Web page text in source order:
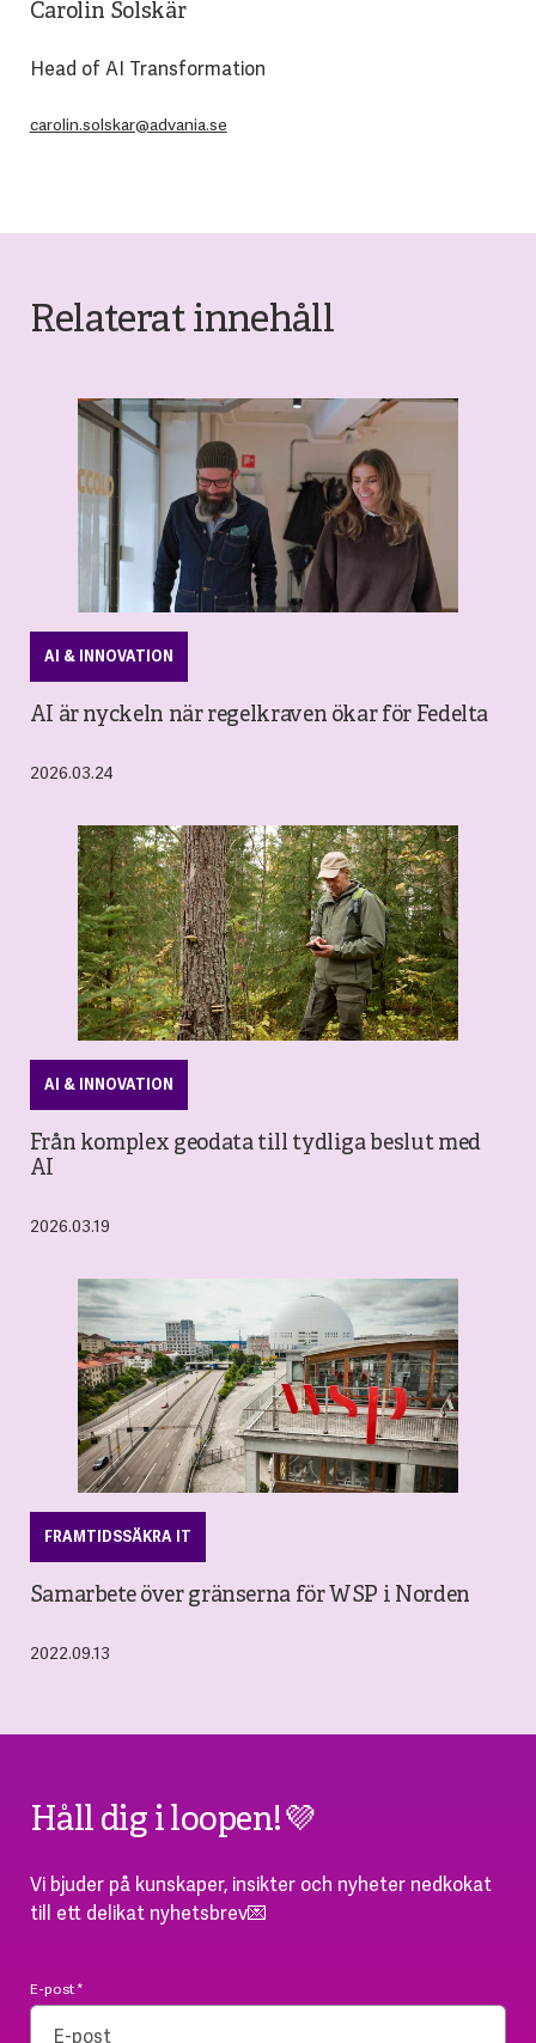
Carolin Solskär
Head of AI Transformation
carolin.solskar@advania.se
Relaterat innehåll
AI & INNOVATION
AI är nyckeln när regelkraven ökar för Fedelta
2026.03.24
AI & INNOVATION
Från komplex geodata till tydliga beslut med
AI
2026.03.19
FRAMTIDSSÄKRA IT
Samarbete över gränserna för WSP i Norden
2022.09.13
Håll dig i loopen!💜
Vi bjuder på kunskaper, insikter och nyheter nedkokat
till ett delikat nyhetsbrev💌
E-post*